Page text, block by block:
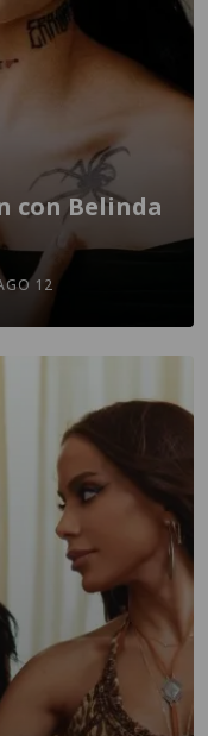
con Belinda
12